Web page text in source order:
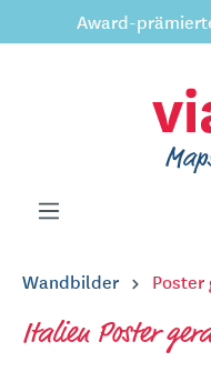
springen
Award-
Wandbilder
Italien Poster